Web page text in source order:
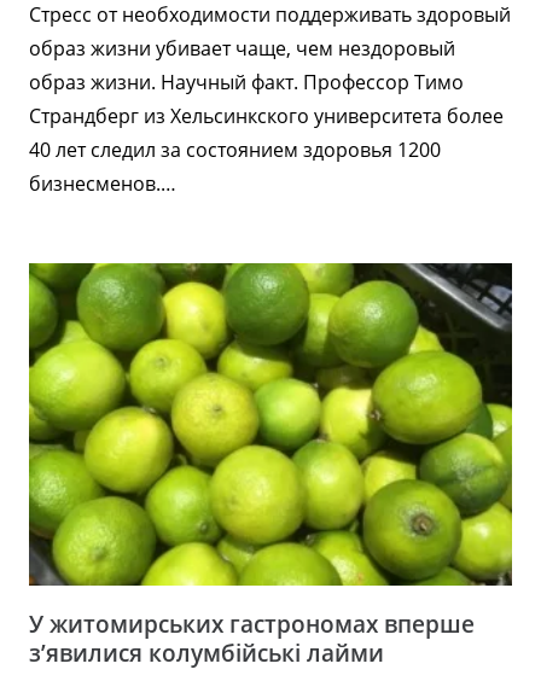
Стресс от необходимости поддерживать здоровый
образ жизни убивает чаще, чем нездоровый
образ жизни. Научный факт. Профессор Тимо
Страндберг из Хельсинкского университета более
40 лет следил за состоянием здоровья 1200
бизнесменов.…
У житомирських гастрономах вперше
з’явилися колумбійські лайми